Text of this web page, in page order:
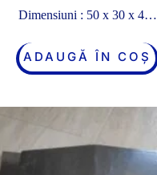
Dimensiuni : 50 x 30 x 4…
ADAUGĂ ÎN COȘ